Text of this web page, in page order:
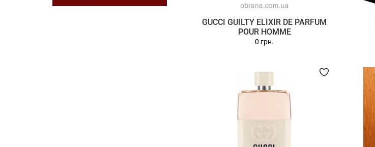
GUCCI GUILTY ELIXIR DE PARFUM
POUR HOMME
0 грн.